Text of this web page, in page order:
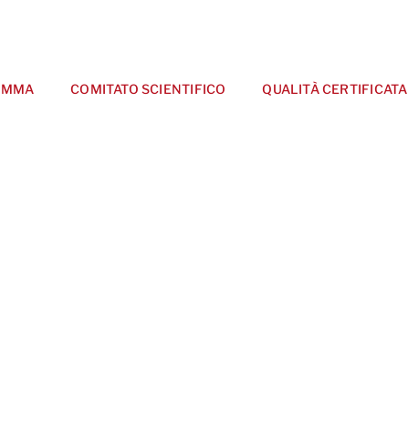
COMITATO SCIENTIFICO QUALITÀ CERTIFICATA